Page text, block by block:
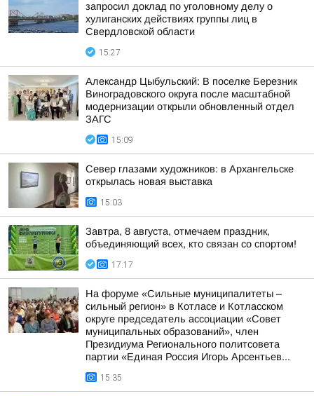
запросил доклад по уголовному делу о
хулиганских действиях группы лиц в
Свердловской области
15:27
Александр Цыбульский: В поселке Березник
Виноградовского округа после масштабной
модернизации открыли обновленный отдел
ЗАГС
15:09
Север глазами художников: в Архангельске
открылась новая выставка
15:03
Завтра, 8 августа, отмечаем праздник,
объединяющий всех, кто связан со спортом!
17:17
На форуме «Сильные муниципалитеты –
сильный регион» в Котласе и Котласском
округе председатель ассоциации «Совет
муниципальных образований», член
Президиума Регионального политсовета
партии «Единая Россия Игорь Арсентьев...
15:35